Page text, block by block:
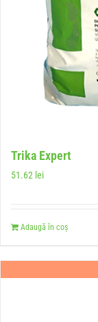
Trika Expert
51.62 lei
Adaugă în coș